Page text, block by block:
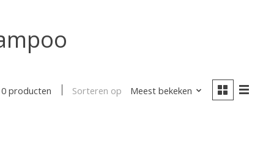
0 producten Sorteren op Meest bekeken